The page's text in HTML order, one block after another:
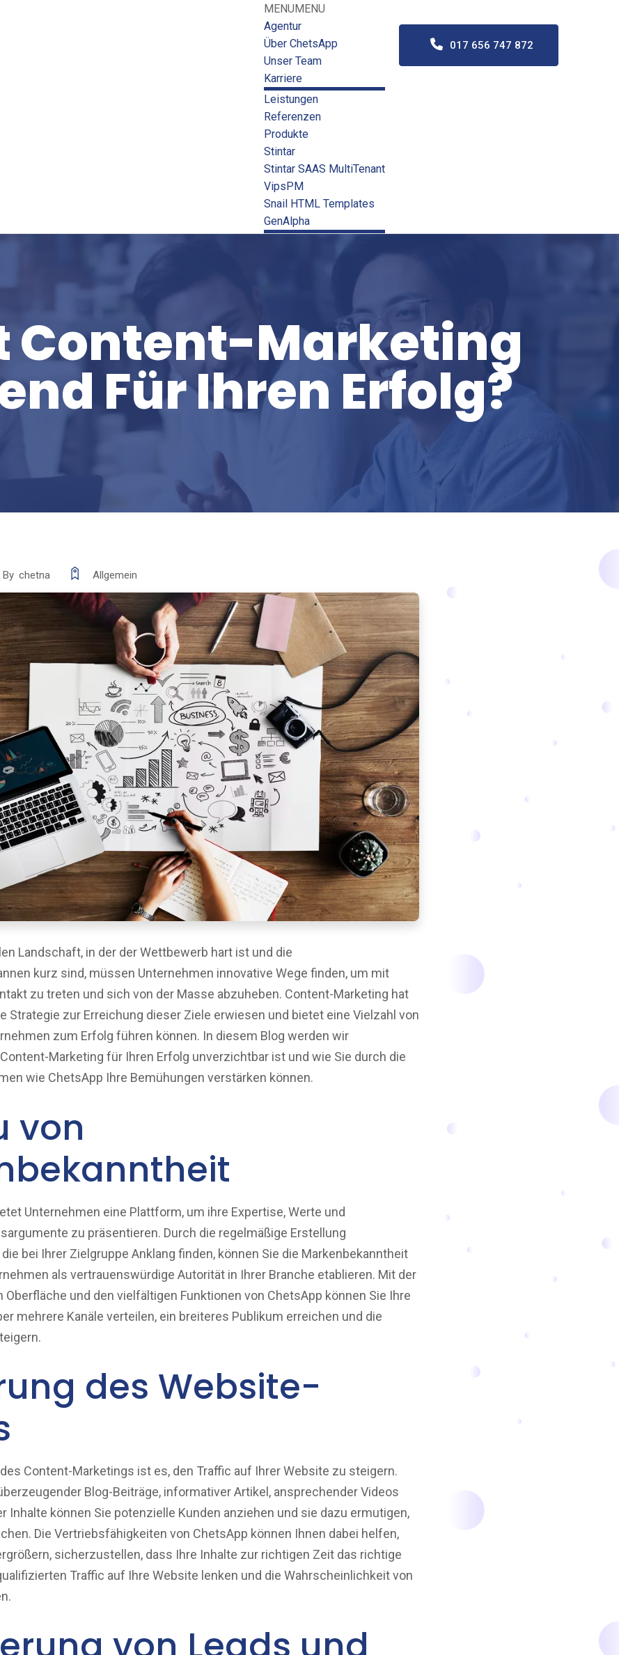
017 656 747 872
MENUMENU
Agentur
Über ChetsApp
Unser Team
Karriere
Leistungen
Referenzen
Produkte
Stintar
Stintar SAAS MultiTenant
VipsPM
Snail HTML Templates
GenAlpha
Content-Marketing
Für Ihren Erfolg?
By chetna Allgemein
Landschaft, in der der Wettbewerb hart ist und die
kurz sind, müssen Unternehmen innovative Wege finden, um mit
zu treten und sich von der Masse abzuheben. Content-Marketing hat
Strategie zur Erreichung dieser Ziele erwiesen und bietet eine Vielzahl von
zum Erfolg führen können. In diesem Blog werden wir
Marketing für Ihren Erfolg unverzichtbar ist und wie Sie durch die
wie ChetsApp Ihre Bemühungen verstärken können.
von
Unternehmen eine Plattform, um ihre Expertise, Werte und
zu präsentieren. Durch die regelmäßige Erstellung
bei Ihrer Zielgruppe Anklang finden, können Sie die Markenbekanntheit
als vertrauenswürdige Autorität in Ihrer Branche etablieren. Mit der
und den vielfältigen Funktionen von ChetsApp können Sie Ihre
mehrere Kanäle verteilen, ein breiteres Publikum erreichen und die
des Website-
Content-Marketings ist es, den Traffic auf Ihrer Website zu steigern.
Blog-Beiträge, informativer Artikel, ansprechender Videos
Inhalte können Sie potenzielle Kunden anziehen und sie dazu ermutigen,
Die Vertriebsfähigkeiten von ChetsApp können Ihnen dabei helfen,
sicherzustellen, dass Ihre Inhalte zur richtigen Zeit das richtige
Traffic auf Ihre Website lenken und die Wahrscheinlichkeit von